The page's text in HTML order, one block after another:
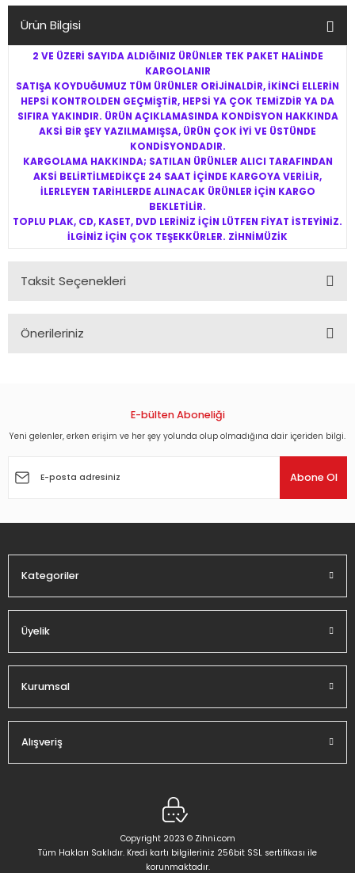
Ürün Bilgisi
2 VE ÜZERİ SAYIDA ALDIĞINIZ ÜRÜNLER TEK PAKET HALİNDE
KARGOLANIR
SATIŞA KOYDUĞUMUZ TÜM ÜRÜNLER ORİJİNALDİR, İKİNCİ ELLERİN
HEPSİ KONTROLDEN GEÇMİŞTİR, HEPSİ YA ÇOK TEMİZDİR YA DA
SIFIRA YAKINDIR. ÜRÜN AÇIKLAMASINDA KONDİSYON HAKKINDA
AKSİ BİR ŞEY YAZILMAMIŞSA, ÜRÜN ÇOK İYİ VE ÜSTÜNDE
KONDİSYONDADIR.
KARGOLAMA HAKKINDA; SATILAN ÜRÜNLER ALICI TARAFINDAN
AKSİ BELİRTİLMEDİKÇE 24 SAAT İÇİNDE KARGOYA VERİLİR,
İLERLEYEN TARİHLERDE ALINACAK ÜRÜNLER İÇİN KARGO
BEKLETİLİR.
TOPLU PLAK, CD, KASET, DVD LERİNİZ İÇİN LÜTFEN FİYAT İSTEYİNİZ.
İLGİNİZ İÇİN ÇOK TEŞEKKÜRLER. ZİHNİMÜZİK
Taksit Seçenekleri
Önerileriniz
Görüş ve önerileriniz için teşekkür ederiz.
Ürün açıklamasında eksik bilgiler bulunuyor.
E-bülten Aboneliği
Yeni gelenler, erken erişim ve her şey yolunda olup olmadığına dair içeriden bilgi.
Abone Ol
Kategoriler
Üyelik
Kurumsal
Alışveriş
Copyright 2023 © Zihni.com
Tüm Hakları Saklıdır. Kredi kartı bilgileriniz 256bit SSL sertifikası ile
korunmaktadır.